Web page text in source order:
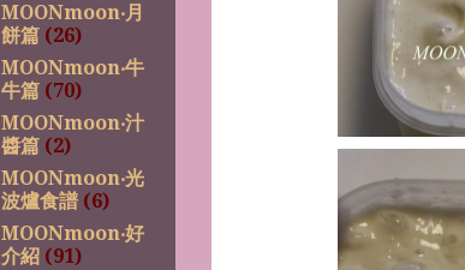
MOONmoon‧月
餅篇 (26)
MOONmoon‧牛
牛篇 (70)
MOONmoon‧汁
醬篇 (2)
MOONmoon‧光
波爐食譜 (6)
MOONmoon‧好
介紹 (91)